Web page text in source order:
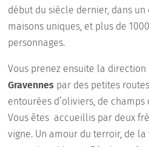
début du siècle dernier, dans un
maisons uniques, et plus de
personnages.
Vous prenez ensuite la direction
Gravennes par des petites
entourées d’oliviers, de
Vous êtes accueillis par deux
vigne. Un amour du terroir, de